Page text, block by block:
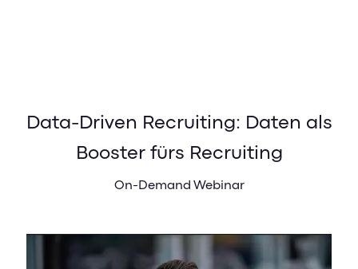
Data-Driven Recruiting: Daten als
Booster fürs Recruiting
On-Demand Webinar